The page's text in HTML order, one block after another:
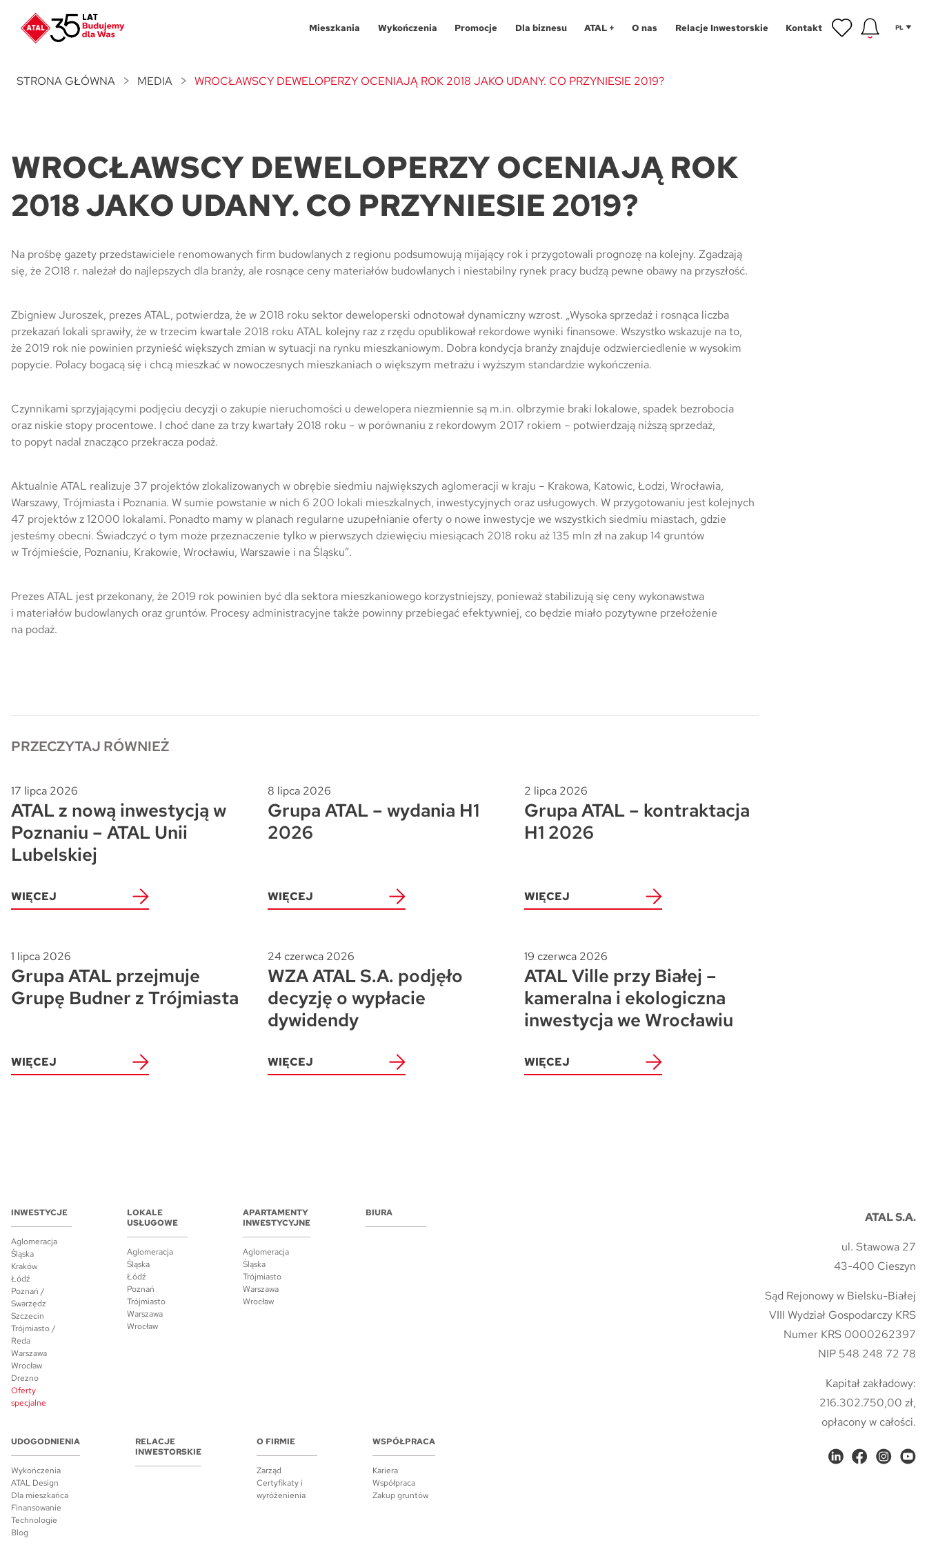
Mieszkania
Aglomeracja Śląska
Katowice
Chorzów
Kraków
Poznań / Swarzędz
Poznań
Trójmiasto / Reda
Gdańsk
Gdynia
Reda
Warszawa
Wrocław
Wykończenia
Pakiety
Realizacje
Promocje
Kraków
Łódź
Szczecin
Warszawa
Wrocław
Dla biznesu
Lokale usługowe
Aglomeracja Śląska
Szczecin
Warszawa
Wrocław
Biura
ATAL +
Program Wykończeń
Finansowanie
Technologie
O nas Relacje Inwestorskie Kontakt PL
STRONA GŁÓWNA MEDIA WROCŁAWSCY DEWELOPERZY OCENIAJĄ ROK 2018 JAKO UDANY. CO PRZYNIESIE 2019?
WROCŁAWSCY DEWELOPERZY OCENIAJĄ ROK
2018 JAKO UDANY. CO PRZYNIESIE 2019?
Na prośbę gazety przedstawiciele renomowanych firm budowlanych z regionu podsumowują mijający rok i przygotowali prognozę na kolejny. Zgadzają
się, że 2O18 r. należał do najlepszych dla branży, ale rosnące ceny materiałów budowlanych i niestabilny rynek pracy budzą pewne obawy na przyszłość.
Zbigniew Juroszek, prezes ATAL, potwierdza, że w 2018 roku sektor deweloperski odnotował dynamiczny wzrost. „Wysoka sprzedaż i rosnąca liczba
przekazań lokali sprawiły, że w trzecim kwartale 2018 roku ATAL kolejny raz z rzędu opublikował rekordowe wyniki finansowe. Wszystko wskazuje na to,
że 2019 rok nie powinien przynieść większych zmian w sytuacji na rynku mieszkaniowym. Dobra kondycja branży znajduje odzwierciedlenie w wysokim
popycie. Polacy bogacą się i chcą mieszkać w nowoczesnych mieszkaniach o większym metrażu i wyższym standardzie wykończenia.
Czynnikami sprzyjającymi podjęciu decyzji o zakupie nieruchomości u dewelopera niezmiennie są m.in. olbrzymie braki lokalowe, spadek bezrobocia
oraz niskie stopy procentowe. I choć dane za trzy kwartały 2018 roku – w porównaniu z rekordowym 2017 rokiem – potwierdzają niższą sprzedaż,
to popyt nadal znacząco przekracza podaż.
Aktualnie ATAL realizuje 37 projektów zlokalizowanych w obrębie siedmiu największych aglomeracji w kraju – Krakowa, Katowic, Łodzi, Wrocławia,
Warszawy, Trójmiasta i Poznania. W sumie powstanie w nich 6 200 lokali mieszkalnych, inwestycyjnych oraz usługowych. W przygotowaniu jest kolejnych
47 projektów z 12000 lokalami. Ponadto mamy w planach regularne uzupełnianie oferty o nowe inwestycje we wszystkich siedmiu miastach, gdzie
jesteśmy obecni. Świadczyć o tym może przeznaczenie tylko w pierwszych dziewięciu miesiącach 2018 roku aż 135 mln zł na zakup 14 gruntów
w Trójmieście, Poznaniu, Krakowie, Wrocławiu, Warszawie i na Śląsku”.
Prezes ATAL jest przekonany, że 2019 rok powinien być dla sektora mieszkaniowego korzystniejszy, ponieważ stabilizują się ceny wykonawstwa
i materiałów budowlanych oraz gruntów. Procesy administracyjne także powinny przebiegać efektywniej, co będzie miało pozytywne przełożenie
na podaż.
PRZECZYTAJ RÓWNIEŻ
17 lipca 2026
ATAL z nową inwestycją w
Poznaniu – ATAL Unii
Lubelskiej
WIĘCEJ
8 lipca 2026
Grupa ATAL – wydania H1
2026
WIĘCEJ
2 lipca 2026
Grupa ATAL – kontraktacja
H1 2026
WIĘCEJ
1 lipca 2026
Grupa ATAL przejmuje
Grupę Budner z Trójmiasta
WIĘCEJ
24 czerwca 2026
WZA ATAL S.A. podjęło
decyzję o wypłacie
dywidendy
WIĘCEJ
19 czerwca 2026
ATAL Ville przy Białej –
kameralna i ekologiczna
inwestycja we Wrocławiu
WIĘCEJ
INWESTYCJE
Aglomeracja
Śląska
Kraków
Łódź
Poznań /
Swarzędz
Szczecin
Trójmiasto /
Reda
Warszawa
Wrocław
Drezno
Oferty
specjalne
LOKALE
USŁUGOWE
Aglomeracja
Śląska
Łódź
Poznań
Trójmiasto
Warszawa
Wrocław
APARTAMENTY
INWESTYCYJNE
Aglomeracja
Śląska
Trójmiasto
Warszawa
Wrocław
BIURA
UDOGODNIENIA
Wykończenia
ATAL Design
Dla mieszkańca
Finansowanie
Technologie
Blog
RELACJE
INWESTORSKIE
O FIRMIE
Zarząd
Certyfikaty i
wyróżenienia
WSPÓŁPRACA
Kariera
Współpraca
Zakup gruntów
ATAL S.A.
ul. Stawowa 27
43-400 Cieszyn
Sąd Rejonowy w Bielsku-Białej
VIII Wydział Gospodarczy KRS
Numer KRS 0000262397
NIP 548 248 72 78
Kapitał zakładowy:
216.302.750,00 zł,
opłacony w całości.
w Poznaniu
NOWOŚĆ
Program Poleceń ATAL
NOWOŚĆ
NOWOŚĆ
Skwer Witosa w Piastowie